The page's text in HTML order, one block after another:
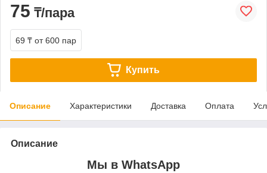
75 ₸/пара
69 ₸ от 600 пар
Купить
Описание Характеристики Доставка Оплата
Описание
Мы в WhatsApp